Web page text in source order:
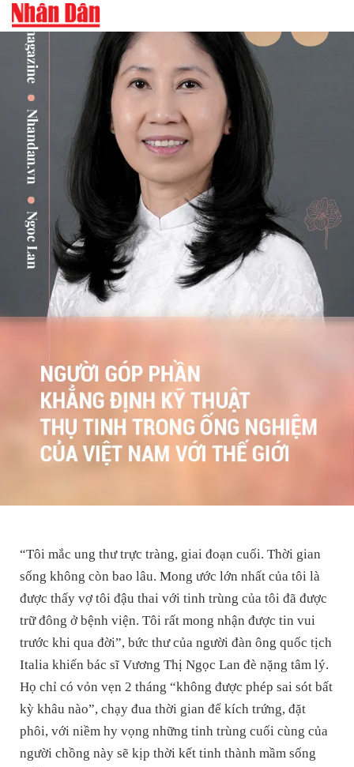
“Tôi mắc ung thư trực tràng, giai đoạn cuối. Thời gian
sống không còn bao lâu. Mong ước lớn nhất của tôi là
được thấy vợ tôi đậu thai với tinh trùng của tôi đã được
trữ đông ở bệnh viện. Tôi rất mong nhận được tin vui
trước khi qua đời”, bức thư của người đàn ông quốc tịch
Italia khiến bác sĩ Vương Thị Ngọc Lan đè nặng tâm lý.
Họ chỉ có vỏn vẹn 2 tháng “không được phép sai sót bất
kỳ khâu nào”, chạy đua thời gian để kích trứng, đặt
phôi, với niềm hy vọng những tinh trùng cuối cùng của
người chồng này sẽ kịp thời kết tinh thành mầm sống